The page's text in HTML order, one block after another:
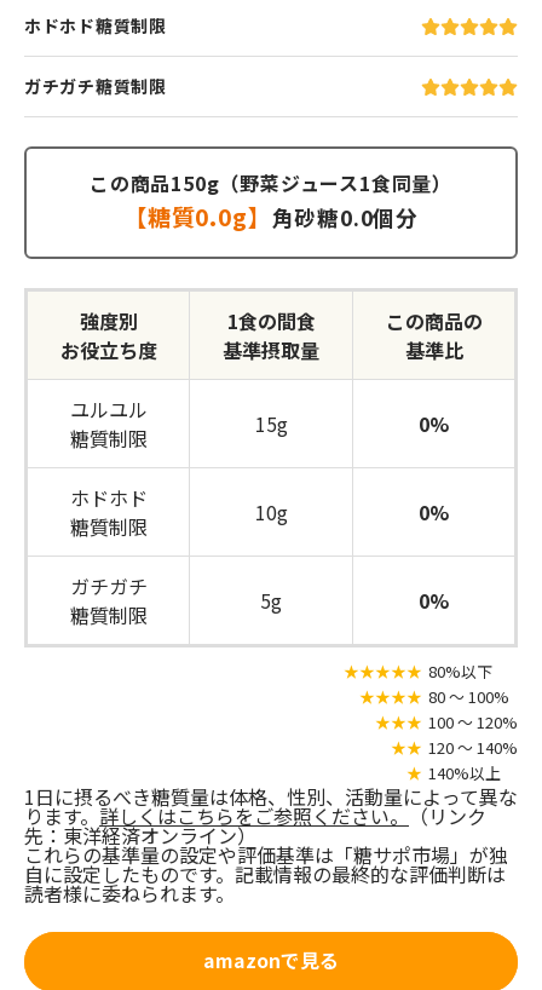
ホドホド糖質制限
ガチガチ糖質制限
この商品150g（野菜ジュース1食同量）
【糖質0.0g】 角砂糖0.0個分
強度別
お役立ち度
1食の間食
基準摂取量
この商品の
基準比
ユルユル
糖質制限
15g 0%
ホドホド
糖質制限
10g 0%
ガチガチ
糖質制限
5g 0%
★★★★★ 80%以下
★★★★ 80 〜 100%
★★★ 100 〜 120%
★★ 120 〜 140%
★ 140%以上
1日に摂るべき糖質量は体格、性別、活動量によって異な
ります。 詳しくはこちらをご参照ください。 （リンク
先：東洋経済オンライン）
これらの基準量の設定や評価基準は「糖サポ市場」が独
自に設定したものです。記載情報の最終的な評価判断は
読者様に委ねられます。
amazonで見る